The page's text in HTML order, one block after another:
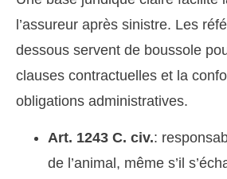
l’assureur après sinistre. Les
dessous servent de boussole
clauses contractuelles et la
obligations administratives.
Art. 1243 C. civ.:
de l’animal, même s’il